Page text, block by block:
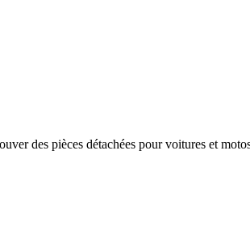
des pièces détachées pour voitures et